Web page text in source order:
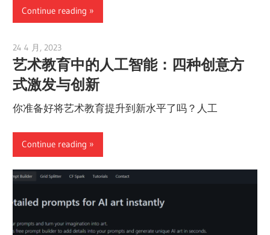
Continue reading
24 4 月, 2023
艺术教育中的人工智能：四种创意方
式激发与创新
你准备好将艺术教育提升到新水平了吗？人工
Continue reading